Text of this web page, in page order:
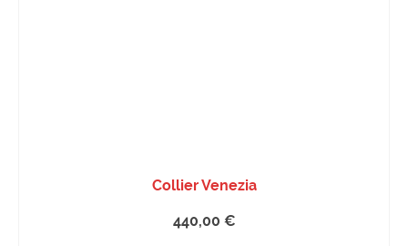
Collier Venezia
440,00 €